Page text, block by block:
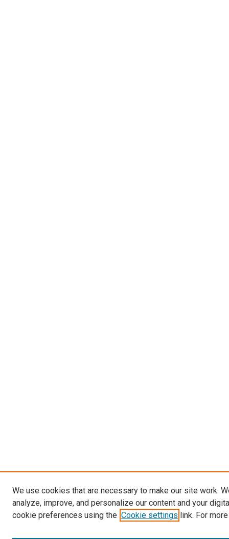
We use cookies that are necessary to make our site work.
analyze, improve, and personalize our content and your
cookie preferences using the Cookie settings link. For